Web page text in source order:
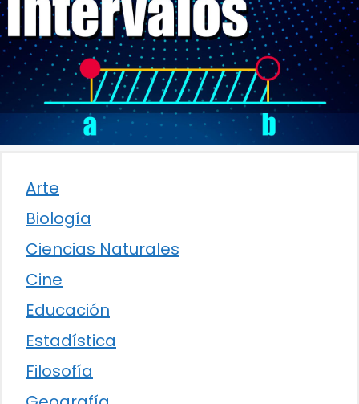
Arte
Biología
Ciencias Naturales
Cine
Educación
Estadística
Filosofía